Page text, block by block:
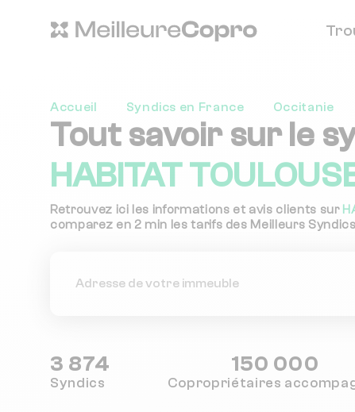
Accueil Syndics en France Occitanie
Tout savoir sur le
HABITAT
Retrouvez ici les informations et avis clients sur
comparez en 2 min les tarifs des Meilleurs
3 874
Syndics
150 000
Copropriétaires